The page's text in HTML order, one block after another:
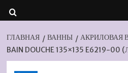
ГЛАВНАЯ ВАННЫ
АКРИЛОВАЯ
BAIN DOUCHE 135×135 E6219-